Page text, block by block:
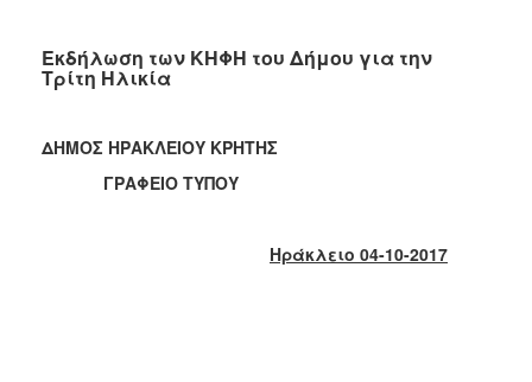
2022
2021
2019
2018
Εκδήλωση των ΚΗΦΗ του Δήμου για την
Τρίτη Ηλικία
ΔΗΜΟΣ ΗΡΑΚΛΕΙΟΥ ΚΡΗΤΗΣ
ΓΡΑΦΕΙΟ ΤΥΠΟΥ
Ηράκλειο 04-10-2017